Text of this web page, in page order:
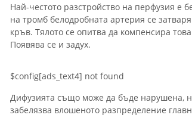
Най-честото разстройство на перфузия е
на тромб белодробната артерия се
кръв. Тялото се опитва да компенсира
Появява се и задух.
$config[ads_text4] not found
Дифузията също може да бъде нарушена,
забелязва влошеното разпределение